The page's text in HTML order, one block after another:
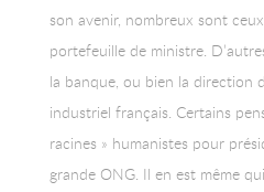
son avenir, nombreux sont
portefeuille de ministre.
la banque, ou bien la direction
industriel français. Certains
racines » humanistes pour
grande ONG. Il en est même